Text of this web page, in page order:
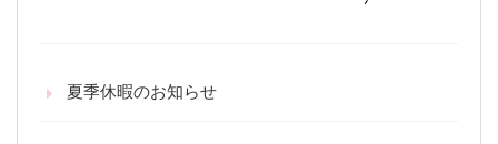
夏季休暇のお知らせ